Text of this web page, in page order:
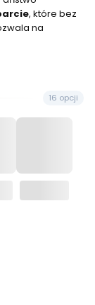
, które bez
na
16 opcji